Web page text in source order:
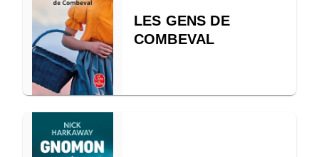
LES GENS DE
COMBEVAL